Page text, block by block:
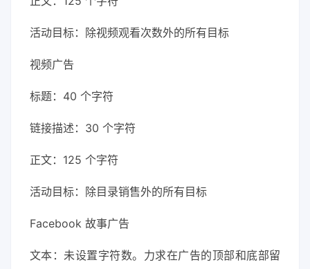
活动目标：除视频观看次数外的所有目标
视频广告
标题：40 个字符
链接描述：30 个字符
正文：125 个字符
活动目标：除目录销售外的所有目标
Facebook 故事广告
文本：未设置字符数。力求在广告的顶部和底部留